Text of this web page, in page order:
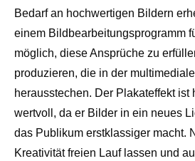
Bedarf an hochwertigen Bildern
einem Bildbearbeitungsprogramm
möglich, diese Ansprüche zu
produzieren, die in der
herausstechen. Der Plakateffekt ist
wertvoll, da er Bilder in ein neues
das Publikum erstklassiger macht.
Kreativität freien Lauf lassen und